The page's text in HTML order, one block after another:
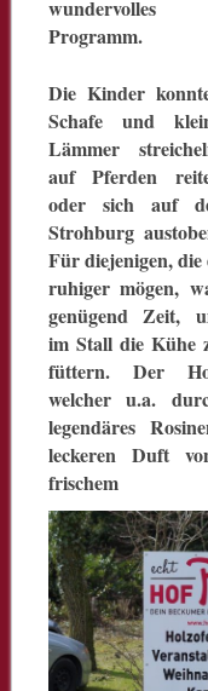
wundervolles
Programm.
Die Kinder
Schafe und
Lämmer
auf Pferden
oder sich auf
Strohburg
Für diejenigen, die
ruhiger mögen,
genügend Zeit,
im Stall die Kühe
füttern. Der
welcher u.a.
legendäres
leckeren Duft